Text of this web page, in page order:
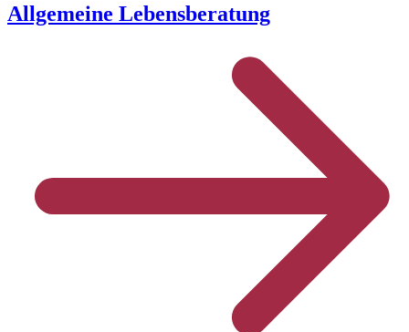
Allgemeine Lebensberatung